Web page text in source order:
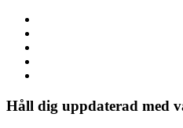
Håll dig uppdaterad med